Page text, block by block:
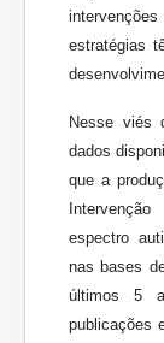
estratégias
Nesse viés
dados
que a
espectro
nas bases
últimos 5
publicações